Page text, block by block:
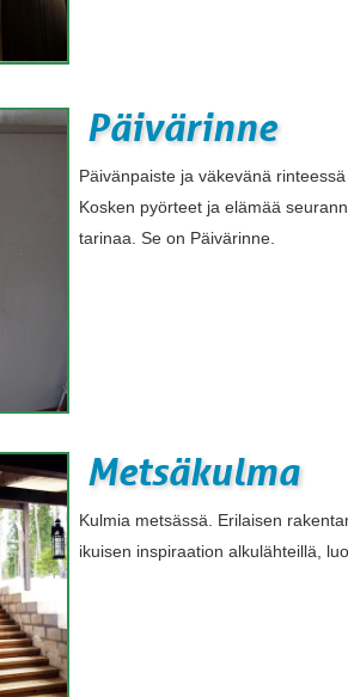
Päivärinne
Päivänpaiste ja väkevänä
Kosken pyörteet ja elämää
tarinaa. Se on Päivärinne.
Metsäkulma
Kulmia metsässä. Erilaisen
ikuisen inspiraation alkulähteillä,